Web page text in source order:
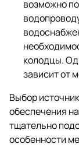
возможно
колодцы.
зависит от
Выбор
обеспечения
тщательно
особенности